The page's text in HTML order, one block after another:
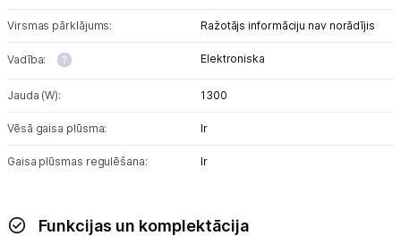
Virsmas pārklājums: Ražotājs informāciju nav norādījis
Vadība: Elektroniska
Jauda (W): 1300
Vēsā gaisa plūsma: Ir
Gaisa plūsmas regulēšana: Ir
Funkcijas un komplektācija